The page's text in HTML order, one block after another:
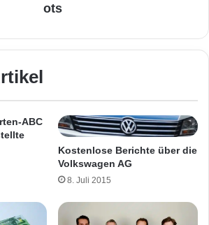
ots
ABC
Kostenlose Berichte über die
Volkswagen AG
8. Juli 2015